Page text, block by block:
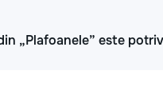
„Plafoanele” este